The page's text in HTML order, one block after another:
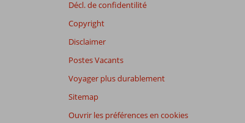
Décl. de confidentilité
Copyright
Disclaimer
Postes Vacants
Voyager plus durablement
Sitemap
Ouvrir les préférences en cookies